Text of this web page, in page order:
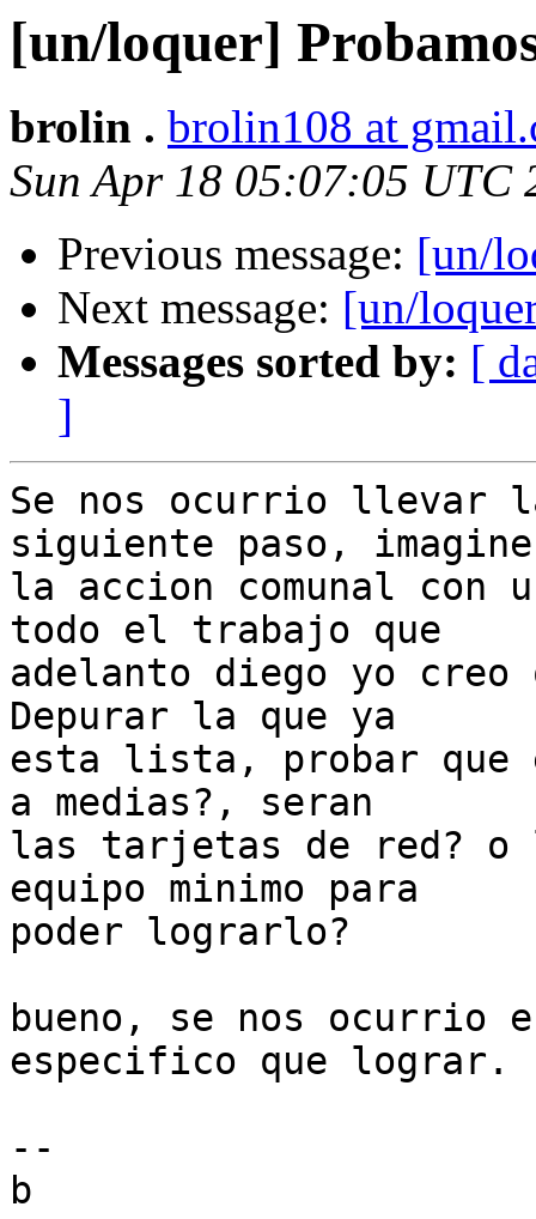
[un/loquer]
brolin . brolin108 at
Sun Apr 18 05:07:05 UTC
Previous message: [un/
Next message: [un/
Messages sorted by: [
]
Se nos ocurrio llevar
siguiente paso,
la accion comunal con
todo el trabajo que
adelanto diego yo creo
Depurar la que ya
esta lista, probar que
a medias?, seran
las tarjetas de red? o
equipo minimo para
poder lograrlo?
bueno, se nos ocurrio
especifico que lograr.
--
b